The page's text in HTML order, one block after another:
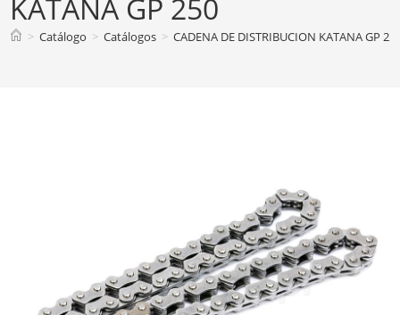
KATANA GP 250
> Catálogo > Catálogos > CADENA DE DISTRIBUCION KATANA GP